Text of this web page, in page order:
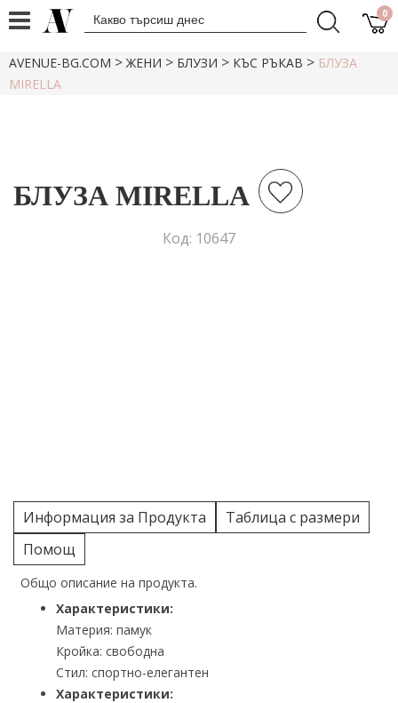
0
AVENUE-BG.COM >ЖЕНИ > БЛУЗИ > КЪС РЪКАВ > БЛУЗА
MIRELLA
БЛУЗА MIRELLA
Код: 10647
Информация за Продукта
Таблица с размери
Помощ
Общо описание на продукта.
Характеристики:
Материя: памук
Кройка: свободна
Стил: спортно-елегантен
Характеристики: